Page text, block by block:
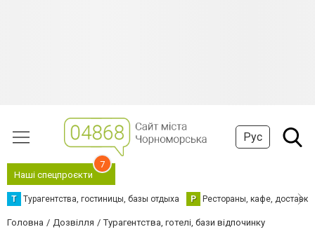
Рус
Наші спецпроєкти
7
Т Турагентства, гостиницы, базы отдыха Р Рестораны, кафе,
Головна Дозвілля Турагентства, готелі, бази відпочинку